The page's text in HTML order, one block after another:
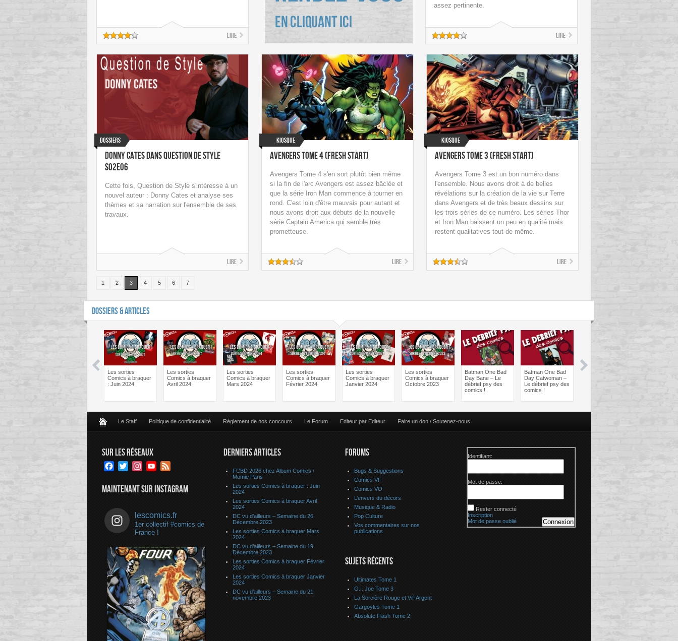
Lire
assez pertinente.
Lire
Dossiers
Donny Cates dans Question de Style
S02E06
Cette fois, Question de Style s'intéresse à un
nouvel auteur : Donny Cates et analyse ses
thèmes et sa narration sur l'ensemble de ses
travaux.
Lire
Kiosque
Avengers Tome 4 (Fresh Start)
Avengers Tome 4 s'en sort plutôt bien même
si la fin de l'arc Avengers est assez bâclée et
que la série Iron Man commence à tourner en
rond. C'est loin d'être mauvais pour autant et
nous avons droit aux débuts de la nouvelle
série Captain America qui semble très
prometteuse.
Lire
Kiosque
Avengers Tome 3 (Fresh Start)
Avengers Tome 3 est un bon numéro dans
l'ensemble. Nous avons droit à de belles
révélations sur la création de la vie sur Terre
dans Avengers et de très beaux dessins sur
les trois séries de ce numéro. Les séries Thor
et Iron Man baissent un peu en qualité mais
restent qualitatives tout de même.
Lire
1 2 3 4 5 6 7
DOSSIERS & ARTICLES
Les sorties
Comics à braquer
: Juin 2024
Les sorties
Comics à braquer
Avril 2024
Les sorties
Comics à braquer
Mars 2024
Les sorties
Comics à braquer
Février 2024
Les sorties
Comics à braquer
Janvier 2024
Les sorties
Comics à braquer
Octobre 2023
Batman One Bad
Day Bane – Le
débrief psy des
comics !
Batman One Bad
Day Catwoman –
Le débrief psy des
comics !
Le Staff Politique de confidentialité Règlement de nos concours Le Forum Editeur par Editeur Faire un don / Soutenez-nous
SUR LES RÉSEAUX
Facebook
TwitterInstagramYouTube
MAINTENANT SUR INSTAGRAM
lescomics.fr
1er collectif #comics de
France !
DERNIERS ARTICLES
FCBD 2026 chez Album Comics /
Momie Paris
Les sorties Comics à braquer : Juin
2024
Les sorties Comics à braquer Avril
2024
DC vu d’ailleurs – Semaine du 26
Décembre 2023
Les sorties Comics à braquer Mars
2024
DC vu d’ailleurs – Semaine du 19
Décembre 2023
Les sorties Comics à braquer Février
2024
Les sorties Comics à braquer Janvier
2024
DC vu d’ailleurs – Semaine du 21
novembre 2023
FORUMS
Bugs & Suggestions
Comics VF
Comics VO
L’envers du décors
Musique & Radio
Pop Culture
Vos commentaires sur nos
publications
SUJETS RÉCENTS
Ultimates Tome 1
G.I. Joe Tome 3
La Sorcière Rouge et Vif-Argent
Gargoyles Tome 1
Absolute Flash Tome 2
Identifiant:
Mot de passe:
Rester connecté
Connexion
Inscription
Mot de passe oublié